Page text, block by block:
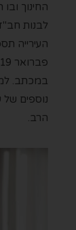
החינוך
לבנות
במכתב.
נוספים
הרב.